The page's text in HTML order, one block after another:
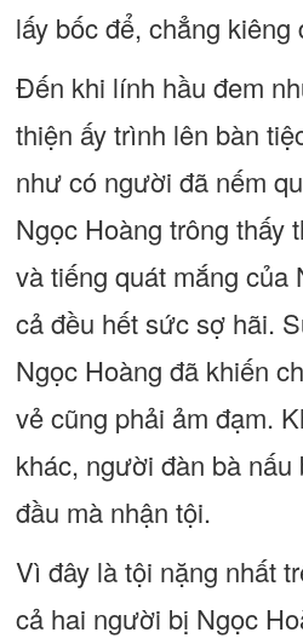
lấy bốc để, chẳng kiêng
Đến khi lính hầu đem
thiện ấy trình lên bàn
như có người đã nếm
Ngọc Hoàng trông thấy
và tiếng quát mắng của
cả đều hết sức sợ hãi.
Ngọc Hoàng đã khiến
vẻ cũng phải ảm đạm.
khác, người đàn bà nấu
đầu mà nhận tội.
Vì đây là tội nặng nhất
cả hai người bị Ngọc